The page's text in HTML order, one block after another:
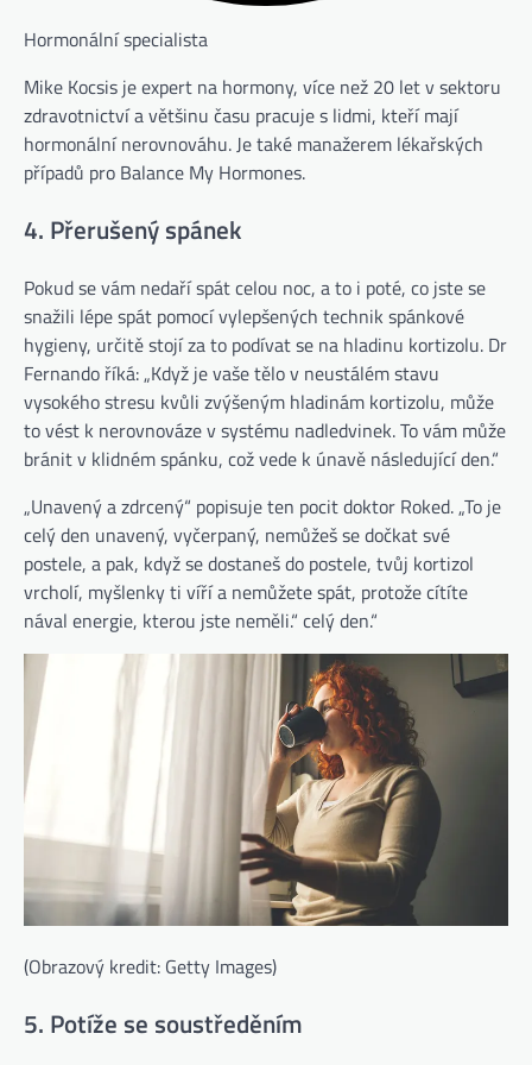
Hormonální specialista
Mike Kocsis je expert na hormony, více než 20 let v sektoru
zdravotnictví a většinu času pracuje s lidmi, kteří mají
hormonální nerovnováhu. Je také manažerem lékařských
případů pro Balance My Hormones.
4. Přerušený spánek
Pokud se vám nedaří spát celou noc, a to i poté, co jste se
snažili lépe spát pomocí vylepšených technik spánkové
hygieny, určitě stojí za to podívat se na hladinu kortizolu. Dr
Fernando říká: „Když je vaše tělo v neustálém stavu
vysokého stresu kvůli zvýšeným hladinám kortizolu, může
to vést k nerovnováze v systému nadledvinek. To vám může
bránit v klidném spánku, což vede k únavě následující den.“
„Unavený a zdrcený“ popisuje ten pocit doktor Roked. „To je
celý den unavený, vyčerpaný, nemůžeš se dočkat své
postele, a pak, když se dostaneš do postele, tvůj kortizol
vrcholí, myšlenky ti víří a nemůžete spát, protože cítíte
nával energie, kterou jste neměli.“ celý den.“
(Obrazový kredit: Getty Images)
5. Potíže se soustředěním